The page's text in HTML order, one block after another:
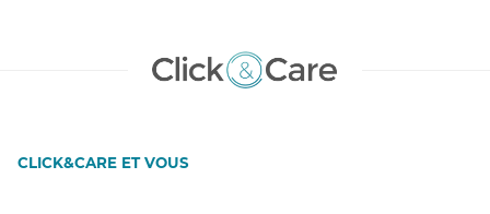
CLICK&CARE ET VOUS